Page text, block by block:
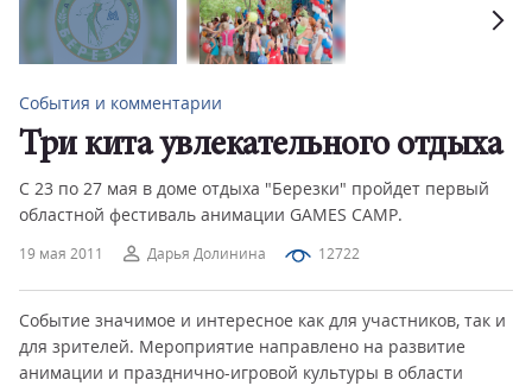
19 мая 2011 Дарья Долинина 12722
События и комментарии
Три кита увлекательного отдыха
С 23 по 27 мая в доме отдыха "Березки" пройдет первый
областной фестиваль анимации GAMES CAMP.
Событие значимое и интересное как для участников, так и
для зрителей. Мероприятие направлено на развитие
анимации и празднично-игровой культуры в области